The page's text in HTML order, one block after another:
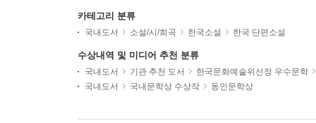
카테고리 분류
국내도서 소설/시/희곡 한국소설 한국 단편소설
수상내역 및 미디어 추천 분류
국내도서 기관 추천 도서
한국문화예술위선정 우수문학
국내도서
국내문학상 수상작 동인문학상